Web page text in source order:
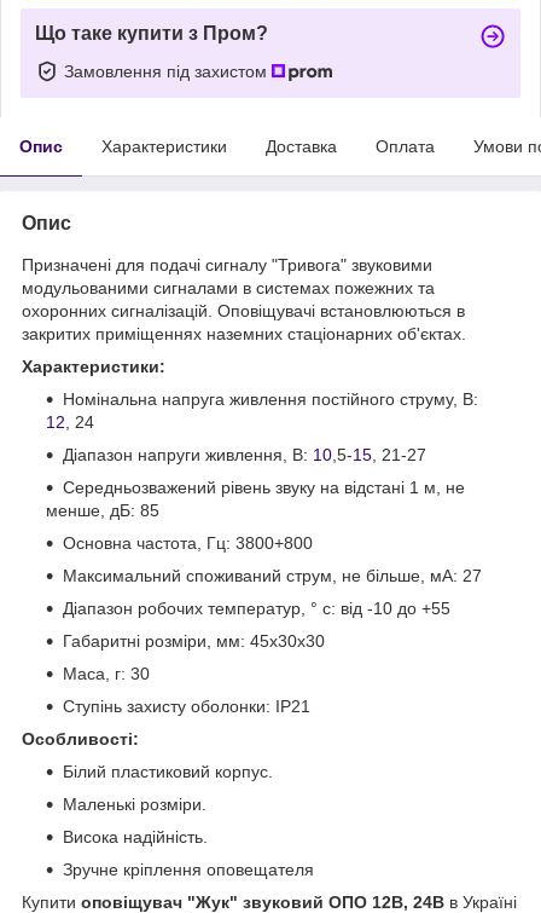
Що таке купити з Пром?
Замовлення під захистом
Опис Характеристики Доставка Оплата Умови
Опис
Призначені для подачі сигналу "Тривога" звуковими
модульованими сигналами в системах пожежних та
охоронних сигналізацій. Оповіщувачі встановлюються в
закритих приміщеннях наземних стаціонарних об'єктах.
Характеристики:
Номінальна напруга живлення постійного струму, В:
12 , 24
Діапазон напруги живлення, В: 10 ,5-15 , 21-27
Середньозважений рівень звуку на відстані 1 м, не
менше, дБ: 85
Основна частота, Гц: 3800+800
Максимальний споживаний струм, не більше, мА: 27
Діапазон робочих температур, ° с: від -10 до +55
Габаритні розміри, мм: 45х30х30
Маса, г: 30
Ступінь захисту оболонки: IP21
Особливості:
Білий пластиковий корпус.
Маленькі розміри.
Висока надійність.
Зручне кріплення оповещателя
Купити оповіщувач "Жук" звуковий ОПО 12В, 24В в Україні